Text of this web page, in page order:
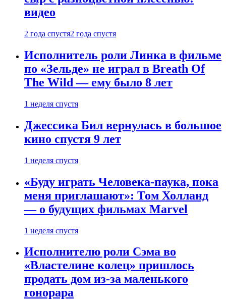
видео
2 года спустя2 года спустя
Исполнитель роли Линка в фильме
по «Зельде» не играл в Breath Of
The Wild — ему было 8 лет
1 неделя спустя
Джессика Бил вернулась в большое
кино спустя 9 лет
1 неделя спустя
«Буду играть Человека-паука, пока
меня приглашают»: Том Холланд
— о будущих фильмах Marvel
1 неделя спустя
Исполнителю роли Сэма во
«Властелине колец» пришлось
продать дом из-за маленького
гонорара